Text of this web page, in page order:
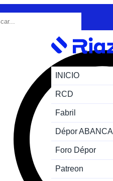
INICIO
RCD
Fabril
Dépor ABANCA
Foro Dépor
Patreon